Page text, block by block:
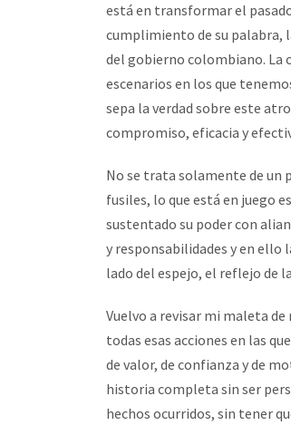
está en transformar el
cumplimiento de su palabra,
del gobierno colombiano. La
escenarios en los que
sepa la verdad sobre este
compromiso, eficacia y
No se trata solamente de un
fusiles, lo que está en juego
sustentado su poder con
y responsabilidades y en ello
lado del espejo, el reflejo de
Vuelvo a revisar mi maleta
todas esas acciones en las
de valor, de confianza y de
historia completa sin ser
hechos ocurridos, sin tener